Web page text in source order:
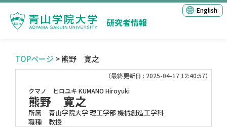
研究者情報
English
TOPページ > 熊野 寛之
（最終更新日 : 2025-04-17 12:40:57）
クマノ ヒロユキ KUMANO Hiroyuki
熊野 寛之
所属
青山学院大学 理工学部 機械創造工学科
職種
教授